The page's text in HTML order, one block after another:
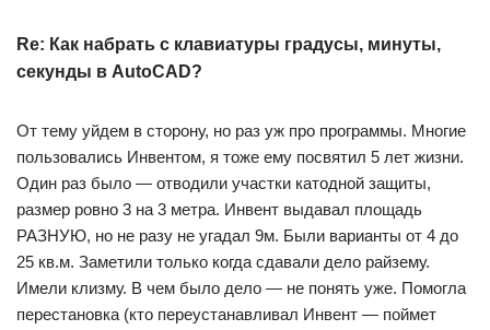
Re: Как набрать с клавиатуры градусы, минуты,
секунды в AutoCAD?
От тему уйдем в сторону, но раз уж про программы. Многие
пользовались Инвентом, я тоже ему посвятил 5 лет жизни.
Один раз было — отводили участки катодной защиты,
размер ровно 3 на 3 метра. Инвент выдавал площадь
РАЗНУЮ, но не разу не угадал 9м. Были варианты от 4 до
25 кв.м. Заметили только когда сдавали дело райзему.
Имели клизму. В чем было дело — не понять уже. Помогла
перестановка (кто переустанавливал Инвент — поймет